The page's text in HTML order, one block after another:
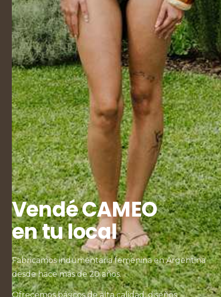
Vendé CAMEO
en tu local
Fabricamos indumentaria femenina en Argentina
desde hace más de 20 años.
Ofrecemos básicos de alta calidad, diseños